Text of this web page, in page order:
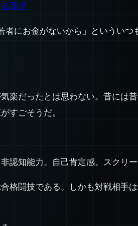
育児
にお金がないから」というい
楽だったとは思わない。昔に
すごそうだ。
認知能力。自己肯定感。スクリ
格闘技である。しかも対戦相手